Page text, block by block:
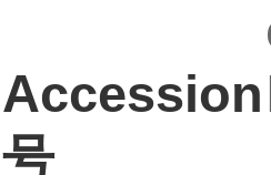
Accession
号